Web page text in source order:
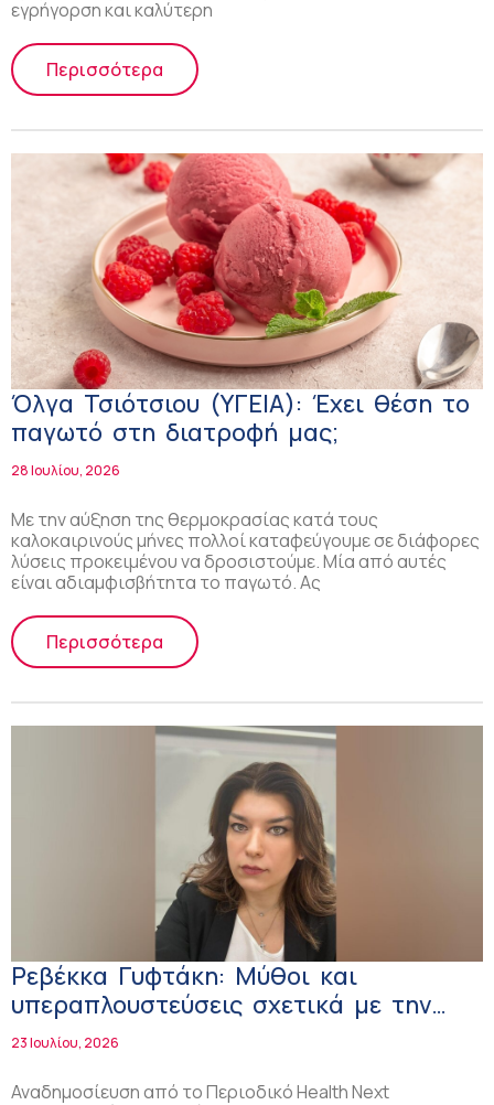
εγρήγορση και καλύτερη
Περισσότερα
Όλγα Τσιότσιου (ΥΓΕΙΑ): Έχει θέση το
παγωτό στη διατροφή μας;
28 Ιουλίου, 2026
Με την αύξηση της θερμοκρασίας κατά τους
καλοκαιρινούς μήνες πολλοί καταφεύγουμε σε διάφορες
λύσεις προκειμένου να δροσιστούμε. Μία από αυτές
είναι αδιαμφισβήτητα το παγωτό. Ας
Περισσότερα
Ρεβέκκα Γυφτάκη: Μύθοι και
υπεραπλουστεύσεις σχετικά με την
παχυσαρκία
23 Ιουλίου, 2026
Αναδημοσίευση από το Περιοδικό Health Next